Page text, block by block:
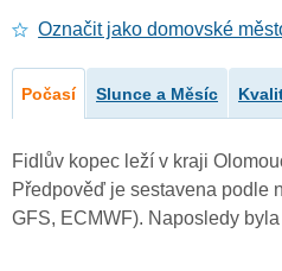
Označit jako domovské
Počasí Slunce a Měsíc
Fidlův kopec leží v kraji
Předpověď je sestavena podle
GFS, ECMWF). Naposledy